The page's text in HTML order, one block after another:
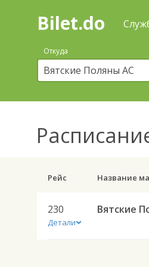
Поиск
покупка
билетов
автобус
онлайн
Bilet.do
Откуда
Рейс Название
230
Детали